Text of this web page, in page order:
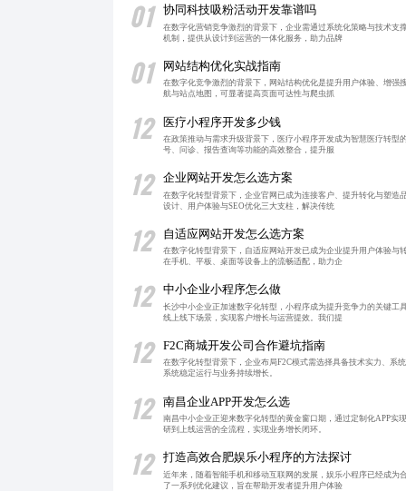
01 协同科技吸粉活动开发靠谱吗
在数字化营销竞争激烈的背景下，企业需通过系统化策略与技术
机制，提供从设计到运营的一体化服务，助力品牌
01 网站结构优化实战指南
在数字化竞争激烈的背景下，网站结构优化是提升用户体验、增
航与站点地图，可显著提高页面可达性与爬虫抓
12 医疗小程序开发多少钱
在政策推动与需求升级背景下，医疗小程序开发成为智慧医疗转
号、问诊、报告查询等功能的高效整合，提升服
12 企业网站开发怎么选方案
在数字化转型背景下，企业官网已成为连接客户、提升转化与塑
设计、用户体验与SEO优化三大支柱，解决传统
12 自适应网站开发怎么选方案
在数字化转型背景下，自适应网站开发已成为企业提升用户体验
在手机、平板、桌面等设备上的流畅适配，助力企
12 中小企业小程序怎么做
长沙中小企业正加速数字化转型，小程序成为提升竞争力的关键
线上线下场景，实现客户增长与运营提效。我们提
12 F2C商城开发公司合作避坑指南
在数字化转型背景下，企业布局F2C模式需选择具备技术实力、系
系统稳定运行与业务持续增长。
12 南昌企业APP开发怎么选
南昌中小企业正迎来数字化转型的黄金窗口期，通过定制化APP
研到上线运营的全流程，实现业务增长闭环。
12 打造高效合肥娱乐小程序的方法探讨
近年来，随着智能手机和移动互联网的发展，娱乐小程序已经成
了一系列优化建议，旨在帮助开发者提升用户体验